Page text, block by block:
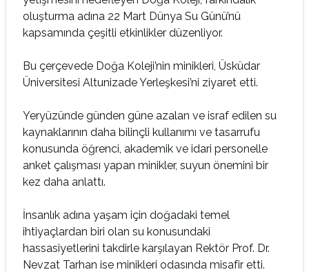
oluşturma adına 22 Mart Dünya Su Günü’nü
kapsamında çeşitli etkinlikler düzenliyor.
Bu çerçevede Doğa Koleji’nin minikleri, Üsküdar
Üniversitesi Altunizade Yerleşkesi’ni ziyaret etti.
Yeryüzünde günden güne azalan ve israf edilen su
kaynaklarının daha bilinçli kullanımı ve tasarrufu
konusunda öğrenci, akademik ve idari personelle
anket çalışması yapan minikler, suyun önemini bir
kez daha anlattı.
İnsanlık adına yaşam için doğadaki temel
ihtiyaçlardan biri olan su konusundaki
hassasiyetlerini takdirle karşılayan Rektör Prof. Dr.
Nevzat Tarhan ise minikleri odasında misafir etti.